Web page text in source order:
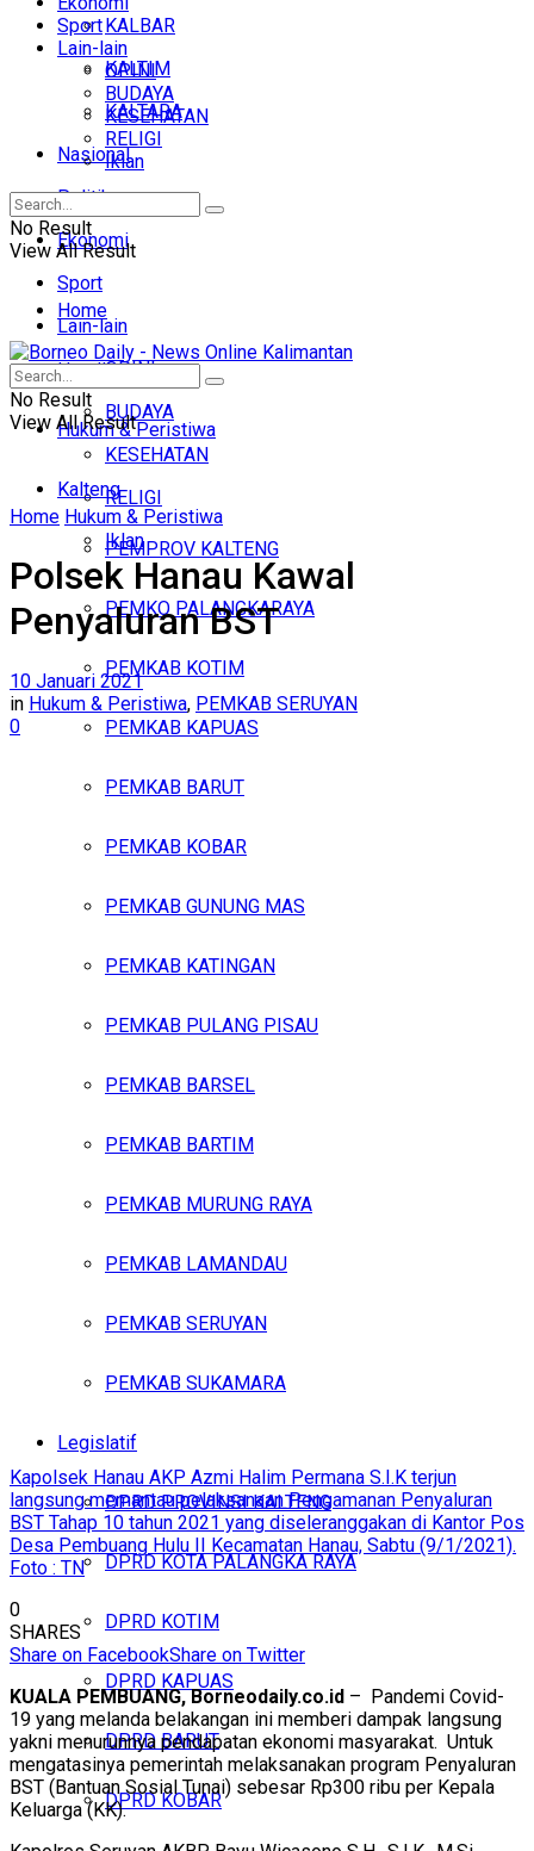
KALBAR
KALTIM
KALTARA
Nasional
Politik
Ekonomi
Sport
Lain-lain
OPINI
BUDAYA
KESEHATAN
RELIGI
Iklan
Jumat, Agustus 7, 2026
Sport
Lain-lain
OPINI
BUDAYA
KESEHATAN
RELIGI
Iklan
No Result
View All Result
Home
Headline
Hukum & Peristiwa
Kalteng
PEMPROV KALTENG
PEMKO PALANGKARAYA
PEMKAB KOTIM
PEMKAB KAPUAS
PEMKAB BARUT
PEMKAB KOBAR
PEMKAB GUNUNG MAS
PEMKAB KATINGAN
PEMKAB PULANG PISAU
PEMKAB BARSEL
PEMKAB BARTIM
PEMKAB MURUNG RAYA
PEMKAB LAMANDAU
PEMKAB SERUYAN
PEMKAB SUKAMARA
Legislatif
DPRD PROVINSI KALTENG
DPRD KOTA PALANGKA RAYA
DPRD KOTIM
DPRD KAPUAS
DPRD BARUT
DPRD KOBAR
No Result
View All Result
Home Hukum & Peristiwa
Polsek Hanau Kawal
Penyaluran BST
10 Januari 2021
in Hukum & Peristiwa, PEMKAB SERUYAN
0
Kapolsek Hanau AKP Azmi Halim Permana S.I.K terjun
langsung memantau pelaksanaan Pengamanan Penyaluran
BST Tahap 10 tahun 2021 yang diseleranggakan di Kantor Pos
Desa Pembuang Hulu II Kecamatan Hanau, Sabtu (9/1/2021).
Foto : TN
0
SHARES
Share on FacebookShare on Twitter
KUALA PEMBUANG, Borneodaily.co.id – Pandemi Covid-
19 yang melanda belakangan ini memberi dampak langsung
yakni menurunnya pendapatan ekonomi masyarakat. Untuk
mengatasinya pemerintah melaksanakan program Penyaluran
BST (Bantuan Sosial Tunai) sebesar Rp300 ribu per Kepala
Keluarga (KK).